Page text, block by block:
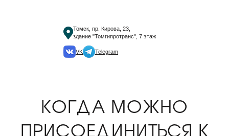
Томск, пр. Кирова, 23,
здание "Томгипротранс", 7 этаж
VK Telegram
КОГДА МОЖНО
ПРИСОЕДИНИТЬСЯ К